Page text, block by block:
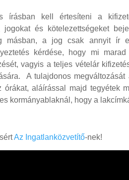
írásban kell értesíteni a
jogokat és kötelezettségeket
másban, a jog csak annyit ír
kérdése, hogy mi
vagyis a teljes vételár
A tulajdonos
órákat, aláírással majd tegyétek
kormányablaknál, hogy a
Az Ingatlanközvetítő-nek!